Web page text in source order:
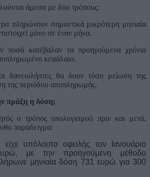
άμεσα με δύο τρόπους:
πληρώνουν σημαντικά μικρότερη μηνιαία
μόνο σε έναν μήνα.
ποσά κατέβαλαν τα προηγούμενα χρόνια
κεφάλαιο.
δανειολήπτες θα δουν τόσο μείωση της
της περιόδου αποπληρωμής.
πράξη η δόση;
ο τρόπος υπολογισμού πριν και μετά,
παράδειγμα:
υπόλοιπο οφειλής τον Ιανουάριο
με την προηγούμενη μέθοδο
μηνιαία δόση 731 ευρώ για 300